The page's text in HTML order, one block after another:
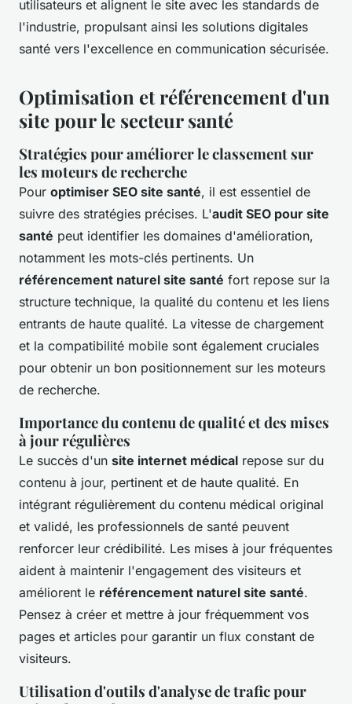
utilisateurs et alignent le site avec les standards de
l'industrie, propulsant ainsi les solutions digitales
santé vers l'excellence en communication sécurisée.
Optimisation et référencement d'un
site pour le secteur santé
Stratégies pour améliorer le classement sur
les moteurs de recherche
Pour optimiser SEO site santé, il est essentiel de
suivre des stratégies précises. L'audit SEO pour site
santé peut identifier les domaines d'amélioration,
notamment les mots-clés pertinents. Un
référencement naturel site santé fort repose sur la
structure technique, la qualité du contenu et les liens
entrants de haute qualité. La vitesse de chargement
et la compatibilité mobile sont également cruciales
pour obtenir un bon positionnement sur les moteurs
de recherche.
Importance du contenu de qualité et des mises
à jour régulières
Le succès d'un site internet médical repose sur du
contenu à jour, pertinent et de haute qualité. En
intégrant régulièrement du contenu médical original
et validé, les professionnels de santé peuvent
renforcer leur crédibilité. Les mises à jour fréquentes
aident à maintenir l'engagement des visiteurs et
améliorent le référencement naturel site santé.
Pensez à créer et mettre à jour fréquemment vos
pages et articles pour garantir un flux constant de
visiteurs.
Utilisation d'outils d'analyse de trafic pour